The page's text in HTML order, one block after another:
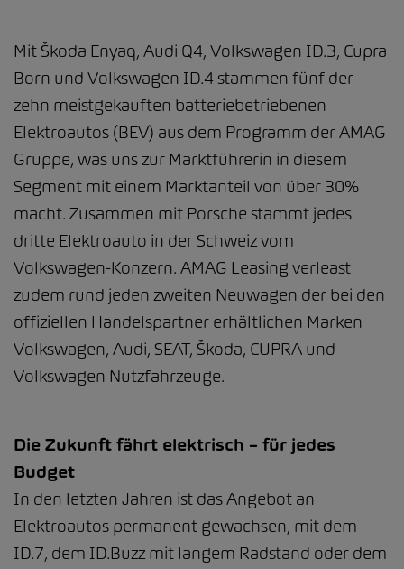
Mit Škoda Enyaq, Audi Q4, Volkswagen ID.3, Cupra
Born und Volkswagen ID.4 stammen fünf der
zehn meistgekauften batteriebetriebenen
Elektroautos (BEV) aus dem Programm der AMAG
Gruppe, was uns zur Marktführerin in diesem
Segment mit einem Marktanteil von über 30%
macht. Zusammen mit Porsche stammt jedes
dritte Elektroauto in der Schweiz vom
Volkswagen-Konzern. AMAG Leasing verleast
zudem rund jeden zweiten Neuwagen der bei den
offiziellen Handelspartner erhältlichen Marken
Volkswagen, Audi, SEAT, Škoda, CUPRA und
Volkswagen Nutzfahrzeuge.
Die Zukunft fährt elektrisch – für jedes
Budget
In den letzten Jahren ist das Angebot an
Elektroautos permanent gewachsen, mit dem
ID.7, dem ID.Buzz mit langem Radstand oder dem